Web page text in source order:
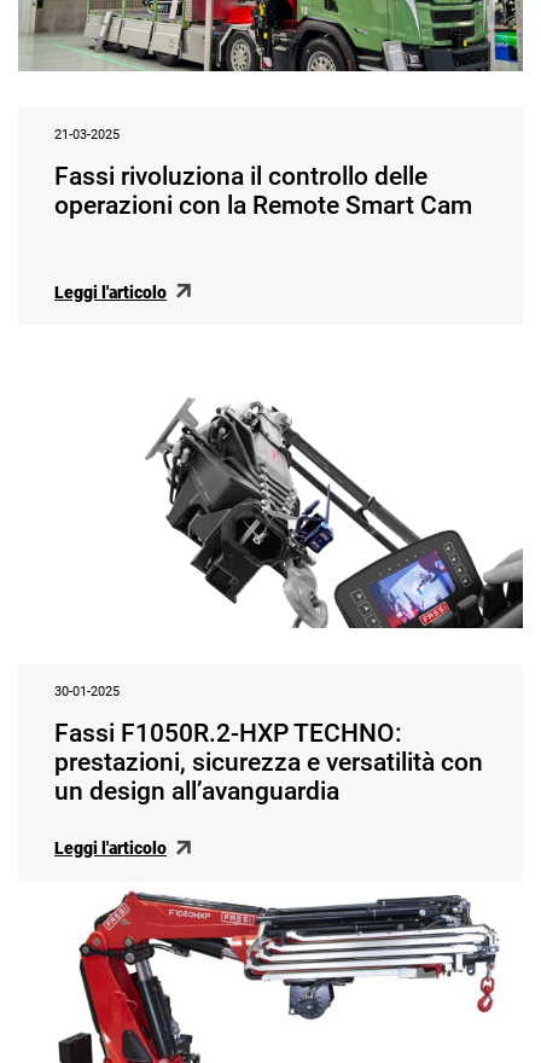
21-03-2025
Fassi rivoluziona il controllo delle
operazioni con la Remote Smart Cam
Leggi l'articolo
30-01-2025
Fassi F1050R.2-HXP TECHNO:
prestazioni, sicurezza e versatilità con
un design all’avanguardia
Leggi l'articolo